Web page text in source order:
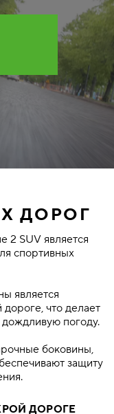
ДОРОГ
2 SUV является
спортивных
является
что делает
погоду.
боковины,
защиту
ДОРОГЕ